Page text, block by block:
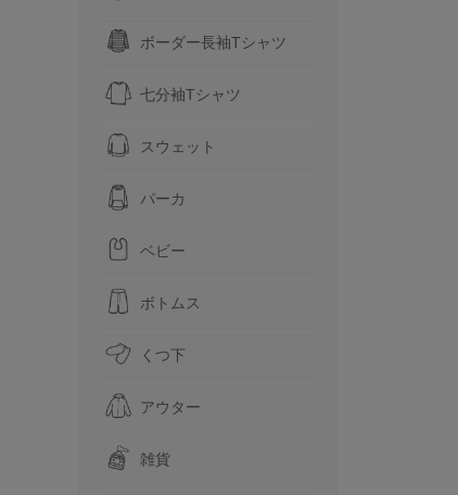
ボーダー長袖Tシャツ
七分袖Tシャツ
スウェット
パーカ
ベビー
ボトムス
くつ下
アウター
雑貨